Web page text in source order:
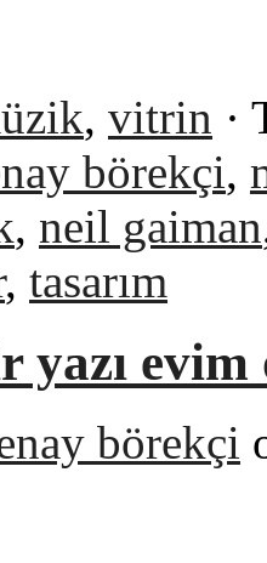
, vitrin ·
börekçi,
, neil gaiman
, tasarım
yazı evim
börekçi